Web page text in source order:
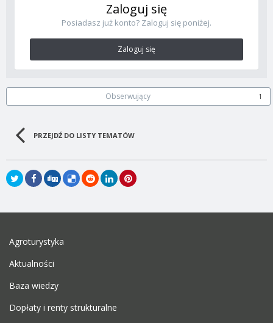
Zaloguj się
Posiadasz już konto? Zaloguj się poniżej.
Zaloguj się
Obserwujący 1
PRZEJDŹ DO LISTY TEMATÓW
Agroturystyka
Aktualności
Baza wiedzy
Dopłaty i renty strukturalne